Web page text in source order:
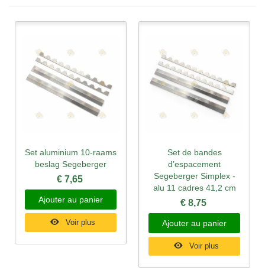
Set aluminium 10-raams
beslag Segeberger
€ 7,65
Ajouter au panier
Voir plus
Set de bandes
d’espacement
Segeberger Simplex -
alu 11 cadres 41,2 cm
€ 8,75
Ajouter au panier
Voir plus